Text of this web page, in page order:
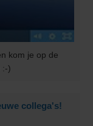
kom je op de
:-)
collega's!